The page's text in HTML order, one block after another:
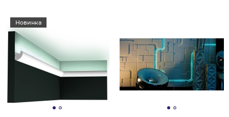
Новинка